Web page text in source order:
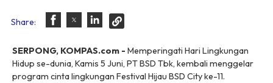
Share:
SERPONG, KOMPAS.com - Memperingati Hari Lingkungan
Hidup se-dunia, Kamis 5 Juni, PT BSD Tbk, kembali menggelar
program cinta lingkungan Festival Hijau BSD City ke-11.